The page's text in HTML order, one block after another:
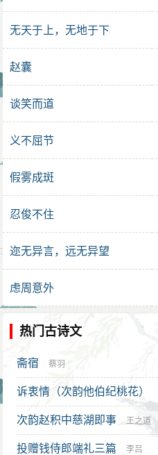
无天于上，无地于下
赵囊
谈笑而道
义不屈节
假雾成斑
忍俊不住
迩无异言，远无异望
虑周意外
热门古诗文
斋宿 蔡羽
诉衷情（次韵他伯纪桃花）
次韵赵积中慈湖即事 王之道
投赠钱侍郎端礼三篇 李吕